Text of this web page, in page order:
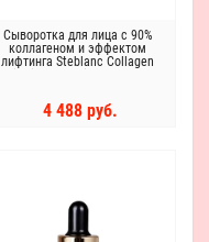
Сыворотка для лица с 90%
коллагеном и эффектом
лифтинга Steblanc Collagen
4 488 руб.